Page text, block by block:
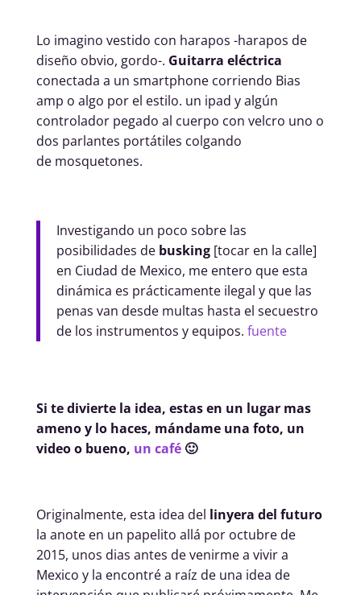
Lo imagino vestido con harapos -harapos de
diseño obvio, gordo-. Guitarra eléctrica
conectada a un smartphone corriendo Bias
amp o algo por el estilo. un ipad y algún
controlador pegado al cuerpo con velcro uno o
dos parlantes portátiles colgando
de mosquetones.
Investigando un poco sobre las
posibilidades de busking[tocar en la calle]
en Ciudad de Mexico, me entero que esta
dinámica es prácticamente ilegal y que las
penas van desde multas hasta el secuestro
de los instrumentos y equipos. fuente
Si te divierte la idea, estas en un lugar mas
ameno y lo haces, mándame una foto, un
video o bueno, un café🙂
Originalmente, esta idea del linyera del futuro
la anote en un papelito allá por octubre de
2015, unos dias antes de venirme a vivir a
Mexico y la encontré a raíz de una idea de